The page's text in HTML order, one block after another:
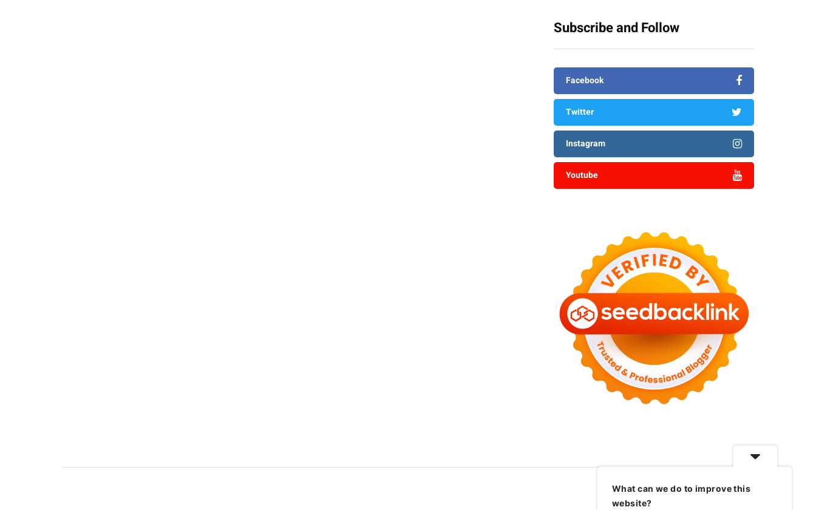
Subscribe and Follow
Facebook
Twitter
Instagram
Youtube
What can we do to improve this
website?